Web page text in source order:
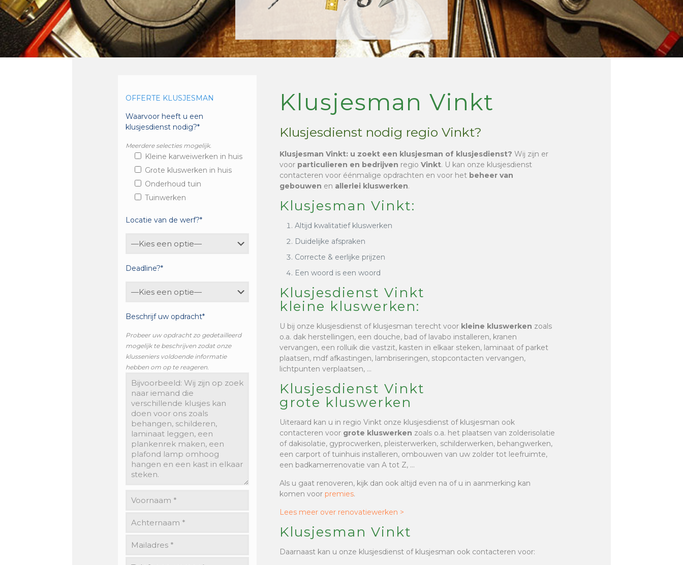
OFFERTE KLUSJESMAN
Waarvoor heeft u een
klusjesdienst nodig?*
Meerdere selecties mogelijk.
Kleine karweiwerken in huis
Grote kluswerken in huis
Onderhoud tuin
Tuinwerken
Locatie van de werf?*
Deadline?*
Beschrijf uw opdracht*
Probeer uw opdracht zo gedetailleerd
mogelijk te beschrijven zodat onze
klusseniers voldoende informatie
hebben om op te reageren.
Klusjesman Vinkt
Klusjesdienst nodig regio Vinkt?
Klusjesman Vinkt: u zoekt een klusjesman of klusjesdienst? Wij zijn er
voor particulieren en bedrijven regioVinkt. U kan onze klusjesdienst
contacteren voor éénmalige opdrachten en voor het beheer van
gebouwen en allerlei kluswerken.
Klusjesman Vinkt:
Altijd kwalitatief kluswerken
Duidelijke afspraken
Correcte & eerlijke prijzen
Een woord is een woord
Klusjesdienst Vinkt
kleine kluswerken:
U bij onze klusjesdienst of klusjesman terecht voor kleine kluswerken zoals
o.a. dak herstellingen, een douche, bad of lavabo installeren, kranen
vervangen, een rolluik die vastzit, kasten in elkaar steken, laminaat of parket
plaatsen, mdf afkastingen, lambriseringen, stopcontacten vervangen,
lichtpunten verplaatsen, …
Klusjesdienst Vinkt
grote kluswerken
Uiteraard kan u in regio Vinkt onze klusjesdienst of klusjesman ook
contacteren voor grote kluswerken zoals o.a. het plaatsen van zolderisolatie
of dakisolatie, gyprocwerken, pleisterwerken, schilderwerken, behangwerken,
een carport of tuinhuis installeren, ombouwen van uw zolder tot leefruimte,
een badkamerrenovatie van A tot Z, …
Als u gaat renoveren, kijk dan ook altijd even na of u in aanmerking kan
komen voorpremies.
Lees meer over renovatiewerken >
Klusjesman Vinkt
Daarnaast kan u onze klusjesdienst of klusjesman ook contacteren voor: